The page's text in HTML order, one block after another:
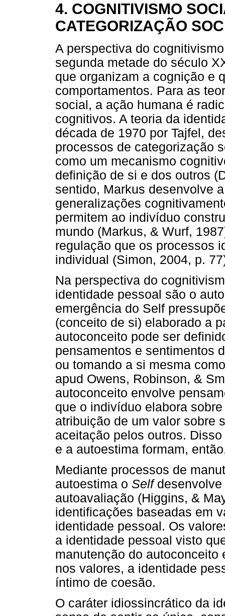
4. COGNITIVISMO
CATEGORIZAÇÃO
A perspectiva do
segunda metade do século
que organizam a cognição e
comportamentos. Para as
social, a ação humana é
cognitivos. A teoria da
década de 1970 por Tajfel,
processos de categorização
como um mecanismo
definição de si e dos outros
sentido, Markus desenvolve
generalizações
permitem ao indivíduo
mundo (Markus, & Wurf,
regulação que os processos
individual (Simon, 2004, p.
Na perspectiva do
identidade pessoal são o
emergência do Self
(conceito de si) elaborado a
autoconceito pode ser
pensamentos e sentimentos
ou tomando a si mesma
apud Owens, Robinson, &
autoconceito envolve
que o indivíduo elabora
atribuição de um valor sobre
aceitação pelos outros.
e a autoestima formam,
Mediante processos de
autoestima o Selfdesenvolve
autoavaliação (Higgins, &
identificações baseadas em
identidade pessoal. Os
a identidade pessoal visto
manutenção do
nos valores, a identidade
íntimo de coesão.
O caráter idiossincrático da